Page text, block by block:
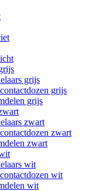
grijs
grijs
grijs
zwart
zwart
zwart
wit
wit
wit